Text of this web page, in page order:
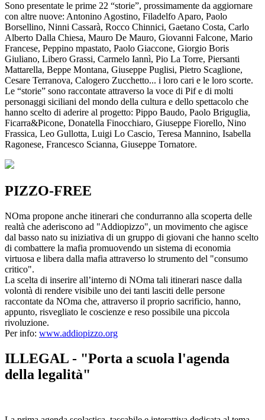
Sono presentate le prime 22 “storie”, prossimamente da aggiornare
con altre nuove: Antonino Agostino, Filadelfo Aparo, Paolo
Borsellino, Ninni Cassarà, Rocco Chinnici, Gaetano Costa, Carlo
Alberto Dalla Chiesa, Mauro De Mauro, Giovanni Falcone, Mario
Francese, Peppino mpastato, Paolo Giaccone, Giorgio Boris
Giuliano, Libero Grassi, Carmelo Iannì, Pio La Torre, Piersanti
Mattarella, Beppe Montana, Giuseppe Puglisi, Pietro Scaglione,
Cesare Terranova, Calogero Zucchetto... i loro cari e le loro scorte.
Le “storie” sono raccontate attraverso la voce di Pif e di molti
personaggi siciliani del mondo della cultura e dello spettacolo che
hanno scelto di aderire al progetto: Pippo Baudo, Paolo Briguglia,
Ficarra&Picone, Donatella Finocchiaro, Giuseppe Fiorello, Nino
Frassica, Leo Gullotta, Luigi Lo Cascio, Teresa Mannino, Isabella
Ragonese, Francesco Scianna, Giuseppe Tornatore.
PIZZO-FREE
NOma propone anche itinerari che condurranno alla scoperta delle
realtà che aderiscono ad "Addiopizzo", un movimento che agisce
dal basso nato su iniziativa di un gruppo di giovani che hanno scelto
di combattere la mafia promuovendo un sistema di economia
virtuosa e libera dalla mafia attraverso lo strumento del "consumo
critico".
La scelta di inserire all’interno di NOma tali itinerari nasce dalla
volontà di rendere visibile uno dei tanti lasciti delle persone
raccontate da NOma che, attraverso il proprio sacrificio, hanno,
appunto, risvegliato le coscienze e reso possibile una piccola
rivoluzione.
Per info: www.addiopizzo.org
ILLEGAL - "Porta a scuola l'agenda
della legalità"